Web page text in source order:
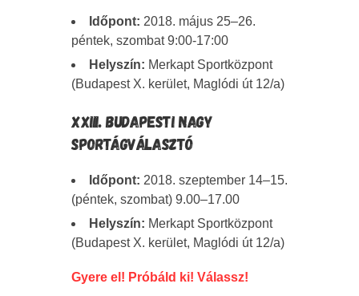
Időpont: 2018. május 25–26.
péntek, szombat 9:00-17:00
Helyszín: Merkapt Sportközpont
(Budapest X. kerület, Maglódi út 12/a)
XXIII. BUDAPESTI NAGY
SPORTÁGVÁLASZTÓ
Időpont: 2018. szeptember 14–15.
(péntek, szombat) 9.00–17.00
Helyszín: Merkapt Sportközpont
(Budapest X. kerület, Maglódi út 12/a)
Gyere el! Próbáld ki! Válassz!